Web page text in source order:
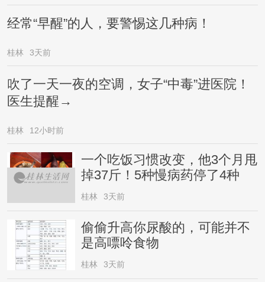
经常“早醒”的人，要警惕这几种病！
桂林 3天前
吹了一天一夜的空调，女子“中毒”进医院！
医生提醒→
桂林 12小时前
一个吃饭习惯改变，他3个月甩
掉37斤！5种慢病药停了4种
桂林 3天前
偷偷升高你尿酸的，可能并不
是高嘌呤食物
桂林 3天前